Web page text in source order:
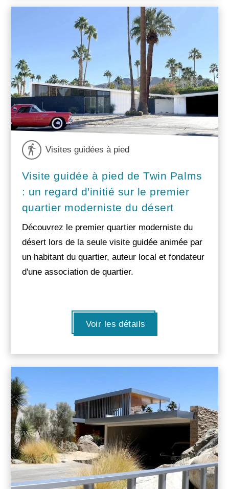
Visites guidées à pied
Visite guidée à pied de Twin Palms
: un regard d'initié sur le premier
quartier moderniste du désert
Découvrez le premier quartier moderniste du
désert lors de la seule visite guidée animée par
un habitant du quartier, auteur local et fondateur
d'une association de quartier.
Voir les détails